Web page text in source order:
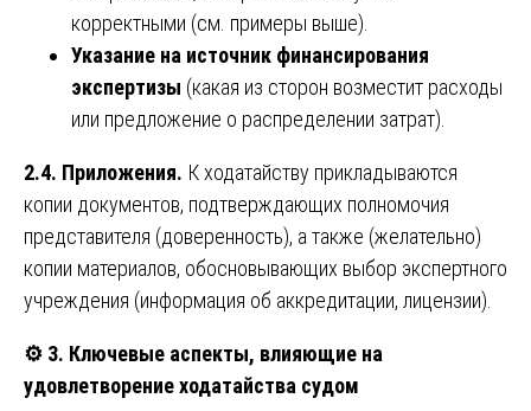
корректными (см. примеры выше).
Указание на источник финансирования
экспертизы (какая из сторон возместит расходы
или предложение о распределении затрат).
2.4. Приложения. К ходатайству прикладываются
копии документов, подтверждающих полномочия
представителя (доверенность), а также (желательно)
копии материалов, обосновывающих выбор экспертного
учреждения (информация об аккредитации, лицензии).
⚙️ 3. Ключевые аспекты, влияющие на
удовлетворение ходатайства судом